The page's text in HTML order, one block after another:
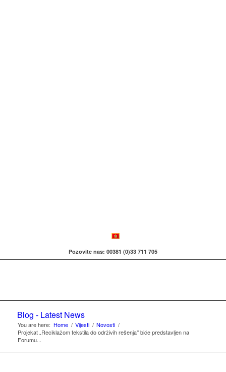
Pozovite nas: 00381 (0)33 711 705
Blog - Latest News
You are here: Home / Vijesti / Novosti /
Projekat „Reciklažom tekstila do održivih rešenja’’ biće predstavljen na
Forumu...